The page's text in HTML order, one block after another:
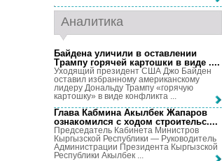
Аналитика
Байдена уличили в оставлении
Трампу горячей картошки в виде ....
Уходящий президент США Джо Байден
оставил избранному американскому
лидеру Дональду Трампу «горячую
картошку» в виде конфликта ...
Глава Кабмина Акылбек Жапаров
ознакомился с ходом строительс....
Председатель Кабинета Министров
Кыргызской Республики — Руководитель
Администрации Президента Кыргызской
Республики Акылбек ...